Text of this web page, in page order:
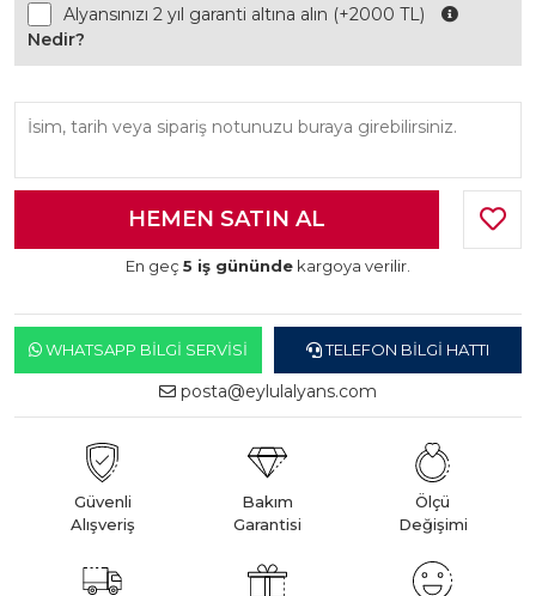
Alyansınızı 2 yıl garanti altına alın (+2000 TL)
Nedir?
En geç 5 iş gününde kargoya verilir.
WHATSAPP BILGI SERVISI TELEFON BILGI HATTI
posta@eylulalyans.com
Güvenli
Alışveriş
Bakım
Garantisi
Ölçü
Değişimi